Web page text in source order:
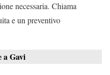
necessaria. Chiama
e un preventivo
a Gavi